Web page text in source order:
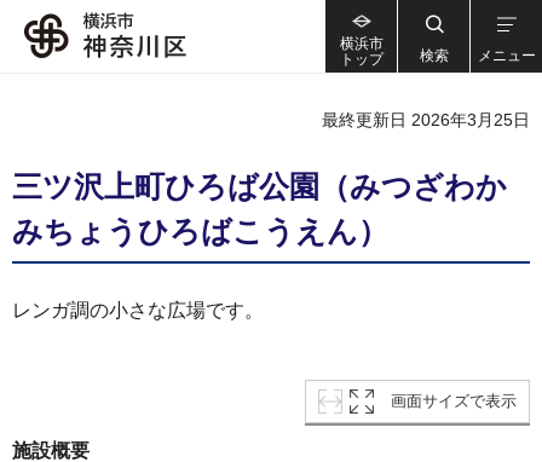
横浜市
トップ
検索 メニュー
最終更新日 2026年3月25日
三ツ沢上町ひろば公園（みつざわか
みちょうひろばこうえん）
レンガ調の小さな広場です。
画面サイズで表示
施設概要